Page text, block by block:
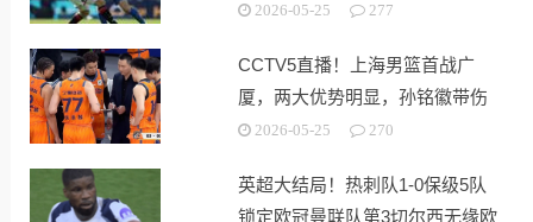
2026-05-25 277
CCTV5直播！上海男篮首战广
厦，两大优势明显，孙铭徽带伤
出战！
2026-05-25 270
英超大结局！热刺队1-0保级5队
锁定欧冠曼联队第3切尔西无缘欧